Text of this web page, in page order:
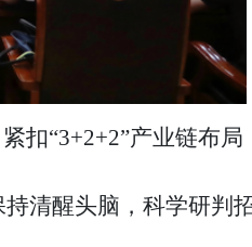
扣“3+2+2”产业链布
清醒头脑，科学研判